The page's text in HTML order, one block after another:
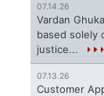
07.14.26
Vardan
based solely
justice...
07.13.26
Customer